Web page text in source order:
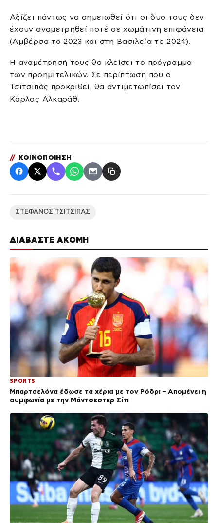
ΔΙΑΒΑΣΤΕ ΑΚΟΜΗ
SPORTS
Μπαρτσελόνα έδωσε τα χέρια με τον Ρόδρι – Απομένει η
συμφωνία με την Μάντσεστερ Σίτι
Αξίζει πάντως να σημειωθεί ότι οι δυο τους δεν
έχουν αναμετρηθεί ποτέ σε χωμάτινη επιφάνεια
(Αμβέρσα το 2023 και στη Βασιλεία το 2024).
Η αναμέτρησή τους θα κλείσει το πρόγραμμα
των προημιτελικών. Σε περίπτωση που ο
Τσιτσιπάς προκριθεί, θα αντιμετωπίσει τον
Κάρλος Αλκαράθ.
// ΚΟΙΝΟΠΟΙΗΣΗ
ΣΤΕΦΑΝΟΣ ΤΣΙΤΣΙΠΑΣ